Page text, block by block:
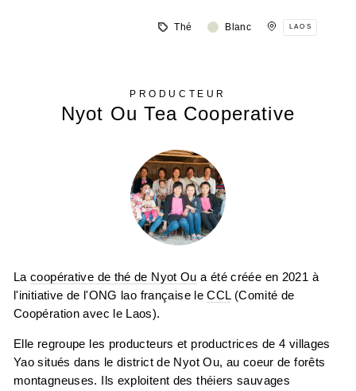
Thé Blanc LAOS
PRODUCTEUR
Nyot Ou Tea Cooperative
Lacoopérative de thé de Nyot Ou a été créée en 2021 à
l'initiative de l'ONG lao française leCCL(Comité de
Coopération avec le Laos).
Elle regroupe les producteurs et productrices de 4 villages
Yao situés dans le district de Nyot Ou, au coeur de forêts
montagneuses. Ils exploitent des théiers sauvages